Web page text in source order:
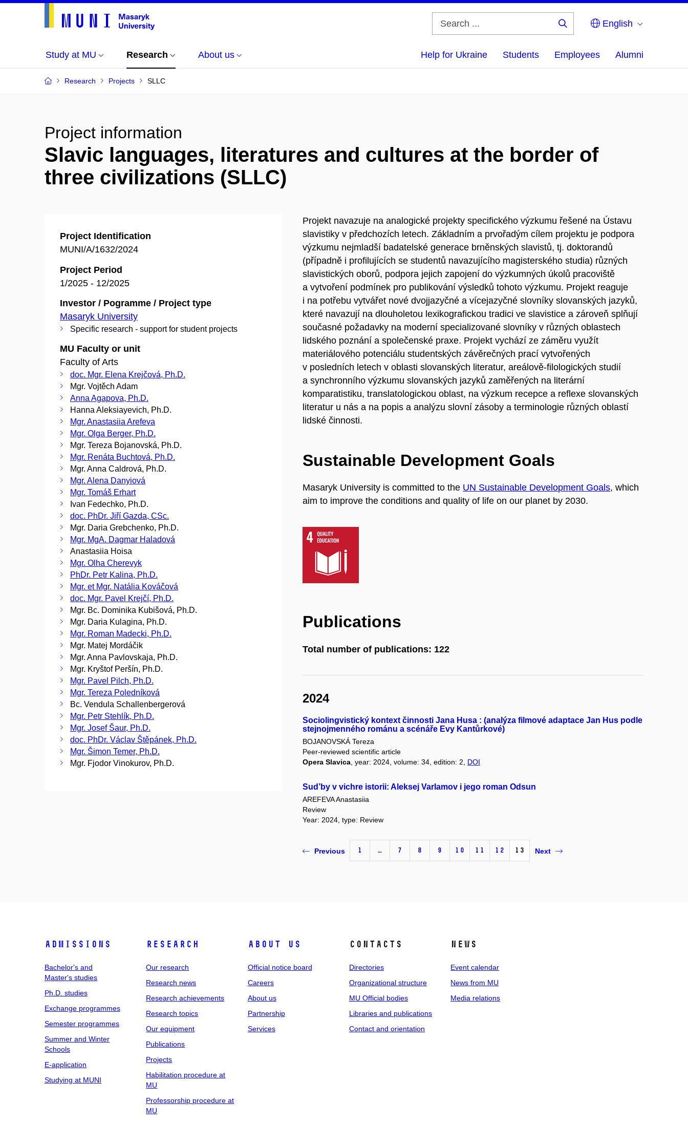
English
Study at MU Research About us Help for Ukraine Students Employees Alumni
Research Projects SLLC
Project information
Slavic languages, literatures and cultures at the border of
three civilizations (SLLC)
Project Identification
MUNI/A/1632/2024
Project Period
1/2025 - 12/2025
Investor / Pogramme / Project type
Masaryk University
Specific research - support for student projects
MU Faculty or unit
Faculty of Arts
doc. Mgr. Elena Krejčová, Ph.D.
Mgr. Vojtěch Adam
Anna Agapova, Ph.D.
Hanna Aleksiayevich, Ph.D.
Mgr. Anastasiia Arefeva
Mgr. Olga Berger, Ph.D.
Mgr. Tereza Bojanovská, Ph.D.
Mgr. Renáta Buchtová, Ph.D.
Mgr. Anna Caldrová, Ph.D.
Mgr. Alena Danyiová
Mgr. Tomáš Erhart
Ivan Fedechko, Ph.D.
doc. PhDr. Jiří Gazda, CSc.
Mgr. Daria Grebchenko, Ph.D.
Mgr. MgA. Dagmar Haladová
Anastasiia Hoisa
Mgr. Olha Cherevyk
PhDr. Petr Kalina, Ph.D.
Mgr. et Mgr. Natália Kováčová
doc. Mgr. Pavel Krejčí, Ph.D.
Mgr. Bc. Dominika Kubišová, Ph.D.
Mgr. Daria Kulagina, Ph.D.
Mgr. Roman Madecki, Ph.D.
Mgr. Matej Mordáčik
Mgr. Anna Pavlovskaja, Ph.D.
Mgr. Kryštof Peršín, Ph.D.
Mgr. Pavel Pilch, Ph.D.
Mgr. Tereza Poledníková
Bc. Vendula Schallenbergerová
Mgr. Petr Stehlík, Ph.D.
Mgr. Josef Šaur, Ph.D.
doc. PhDr. Václav Štěpánek, Ph.D.
Mgr. Šimon Temer, Ph.D.
Mgr. Fjodor Vinokurov, Ph.D.
Projekt navazuje na analogické projekty specifického výzkumu řešené na Ústavu
slavistiky v předchozích letech. Základním a prvořadým cílem projektu je podpora
výzkumu nejmladší badatelské generace brněnských slavistů, tj. doktorandů
(případně i profilujících se studentů navazujícího magisterského studia) různých
slavistických oborů, podpora jejich zapojení do výzkumných úkolů pracoviště
a vytvoření podmínek pro publikování výsledků tohoto výzkumu. Projekt reaguje
i na potřebu vytvářet nové dvojjazyčné a vícejazyčné slovníky slovanských jazyků,
které navazují na dlouholetou lexikografickou tradici ve slavistice a zároveň splňují
současné požadavky na moderní specializované slovníky v různých oblastech
lidského poznání a společenské praxe. Projekt vychází ze záměru využít
materiálového potenciálu studentských závěrečných prací vytvořených
v posledních letech v oblasti slovanských literatur, areálově-filologických studií
a synchronního výzkumu slovanských jazyků zaměřených na literární
komparatistiku, translatologickou oblast, na výzkum recepce a reflexe slovanských
literatur u nás a na popis a analýzu slovní zásoby a terminologie různých oblastí
lidské činnosti.
Sustainable Development Goals
Masaryk University is committed to the UN Sustainable Development Goals, which
aim to improve the conditions and quality of life on our planet by 2030.
Publications
Total number of publications: 122
2024
Sociolingvistický kontext činnosti Jana Husa : (analýza filmové adaptace Jan Hus podle
stejnojmenného románu a scénáře Evy Kantůrkové)
BOJANOVSKÁ Tereza
Peer-reviewed scientific article
Opera Slavica , year: 2024, volume: 34, edition: 2, DOI
Sud’by v vichre istorii: Aleksej Varlamov i jego roman Odsun
AREFEVA Anastasiia
Review
Year: 2024, type: Review
Previous 1 … 7 8 9 10 11 12 13 Next
Admissions
Bachelor's and
Master's studies
Ph.D. studies
Exchange programmes
Semester programmes
Summer and Winter
Schools
E-application
Studying at MUNI
Research
Our research
Research news
Research achievements
Research topics
Our equipment
Publications
Projects
Habilitation procedure at
MU
Professorship procedure at
MU
About us
Official notice board
Careers
About us
Partnership
Services
Contacts
Directories
Organizational structure
MU Official bodies
Libraries and publications
Contact and orientation
News
Event calendar
News from MU
Media relations